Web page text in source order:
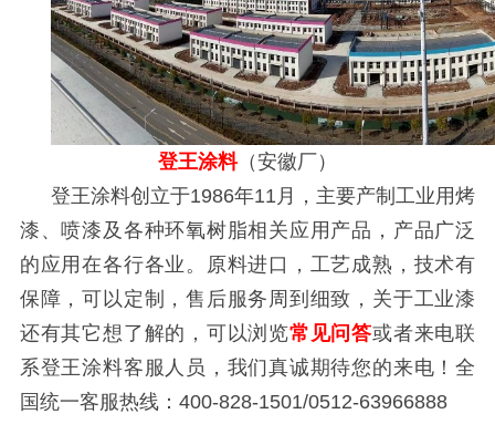
登王涂料（安徽厂）
登王涂料创立于1986年11月，主要产制工业用烤
漆、喷漆及各种环氧树脂相关应用产品，产品广泛
的应用在各行各业。原料进口，工艺成熟，技术有
保障，可以定制，售后服务周到细致， 关于工业漆
还有其它想了解的，可以浏览常见问答或者来电联
系登王涂料客服人员，我们真诚期待您的来电！全
国统一客服热线： 400-828-1501/0512-63966888